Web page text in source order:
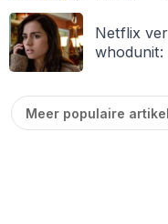
Netflix
whodunit:
Meer populaire